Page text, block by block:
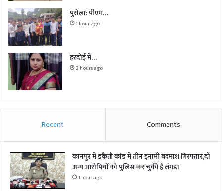
पुरोला: पीएम…
1 hour ago
हरदोई में…
2 hours ago
Recent Comments
कानपुर में डकैती कांड में तीन इनामी बदमाश गिरफ्तार,दो
अन्य आरोपियों को पुलिस कर चुकी है लंगड़ा
1 hour ago